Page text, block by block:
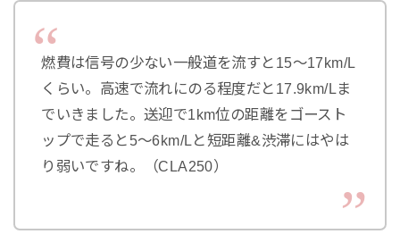
燃費は信号の少ない一般道を流すと15～17km/L
くらい。高速で流れにのる程度だと17.9km/Lま
でいきました。送迎で1km位の距離をゴースト
ップで走ると5～6km/Lと短距離&渋滞にはやは
り弱いですね。（CLA250）